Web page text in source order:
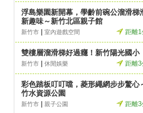
浮島樂園新開幕，學齡前碗公溜滑梯
新趣味～新竹北區親子館
新竹市 室內遊戲空間 距離1
雙樓層溜滑梯好過癮！新竹陽光國小
新竹市 休閒娛樂 距離3
彩色踏板叮叮噹，菱形繩網步步驚心
竹水資源公園
新竹市 親子公園 距離3